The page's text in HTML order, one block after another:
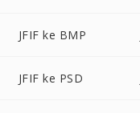
JFIF ke BMP
JFIF ke PSD